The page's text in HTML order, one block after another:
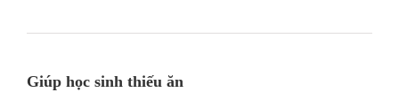
Giúp học sinh thiếu ăn